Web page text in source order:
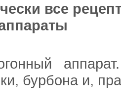
все
бурбона и,